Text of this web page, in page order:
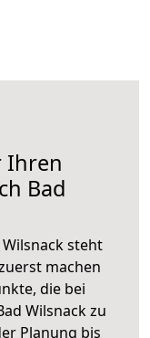
Ihren
Bad
steht
machen
die bei
Wilsnack zu
Planung bis